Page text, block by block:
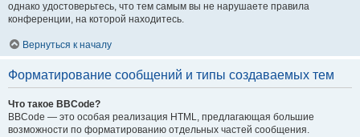
однако удостоверьтесь, что тем самым вы не нарушаете правила
конференции, на которой находитесь.
Вернуться к началу
Форматирование сообщений и типы создаваемых тем
Что такое BBCode?
BBCode — это особая реализация HTML, предлагающая большие
возможности по форматированию отдельных частей сообщения.